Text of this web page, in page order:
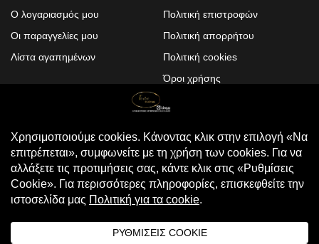
Ο λογαριασμός μου
Οι παραγγελίες μου
Λίστα αγαπημένων
Πολιτική επιστροφών
Πολιτική απορρήτου
Πολιτική cookies
Όροι χρήσης
© 2025 FEDE CUCINE
. All Rights
Reserved
Design & Development by
ALPHA DESIGNERS
Compare (0)